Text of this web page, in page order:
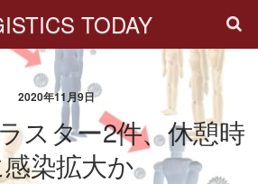
TODAY
2020年11月9日
スター2件、休憩時
染拡大か